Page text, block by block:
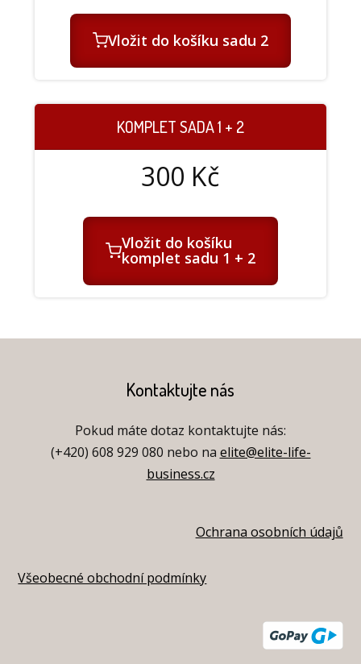
Vložit do košíku sadu 2
KOMPLET SADA 1 + 2
300 Kč
Vložit do košíku
komplet sadu 1 + 2
Kontaktujte nás
Pokud máte dotaz kontaktujte nás:
(+420) 608 929 080 nebo na elite@elite-life-
business.cz
Ochrana osobních údajů
Všeobecné obchodní podmínky